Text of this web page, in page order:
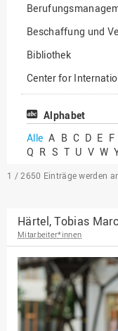
Beschaffung und
Bibliothek
Center for
Mobility
Center for
eLearning
EU-Büro
Fakultät
Fakultät
und Informatik
Alphabet
Alle A B C D E F
Q R S T U V W
1 / 2650 Einträge werden
Härtel, Tobias Marc
Mitarbeiter*innen